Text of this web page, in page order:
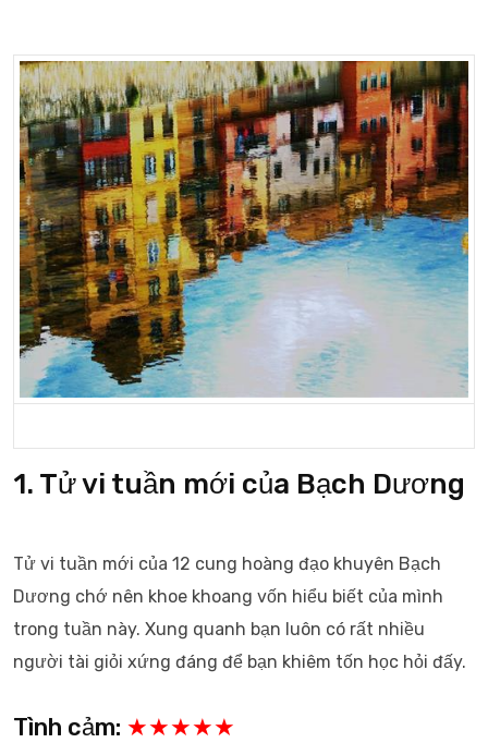
1. Tử vi tuần mới của Bạch Dương
Tử vi tuần mới của 12 cung hoàng đạo khuyên Bạch
Dương chớ nên khoe khoang vốn hiểu biết của mình
trong tuần này. Xung quanh bạn luôn có rất nhiều
người tài giỏi xứng đáng để bạn khiêm tốn học hỏi đấy.
Tình cảm: ★★★★★